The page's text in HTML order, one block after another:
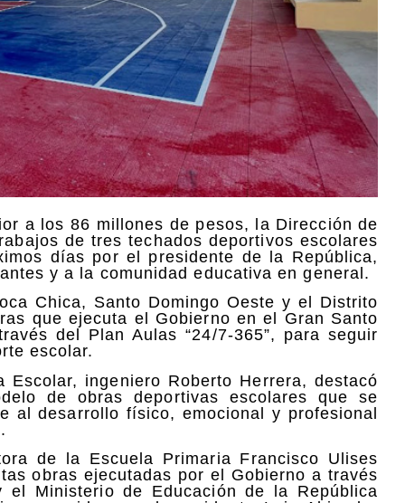
a los 86 millones de pesos, la Dirección de
de tres techados deportivos escolares
días por el presidente de la República,
y a la comunidad educativa en general.
Chica, Santo Domingo Oeste y el Distrito
que ejecuta el Gobierno en el Gran Santo
del Plan Aulas “24/7-365”, para seguir
escolar.
ingeniero Roberto Herrera, destacó
de obras deportivas escolares que se
al desarrollo físico, emocional y profesional
de la Escuela Primaria Francisco Ulises
obras ejecutadas por el Gobierno a través
Ministerio de Educación de la República